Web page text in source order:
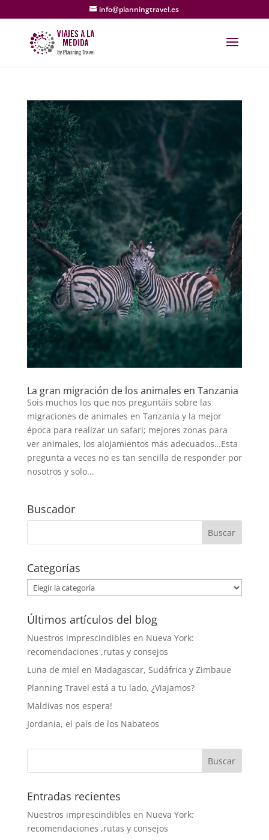
info@planningtravel.es
La gran migración de los animales en Tanzania
Sois muchos los que nos preguntáis sobre las
migraciones de animales en Tanzania y la mejor
época para realizar un safari; mejores zonas para
ver animales, los alojamientos más adecuados…Esta
pregunta a veces no es tan sencilla de responder por
nosotros y solo...
Buscador
Categorías
Categorías
Últimos artículos del blog
Nuestros imprescindibles en Nueva York:
recomendaciones ,rutas y consejos
Luna de miel en Madagascar, Sudáfrica y Zimbaue
Planning Travel está a tu lado, ¿Viajamos?
Maldivas nos espera!
Jordania, el país de los Nabateos
Entradas recientes
Nuestros imprescindibles en Nueva York:
recomendaciones ,rutas y consejos